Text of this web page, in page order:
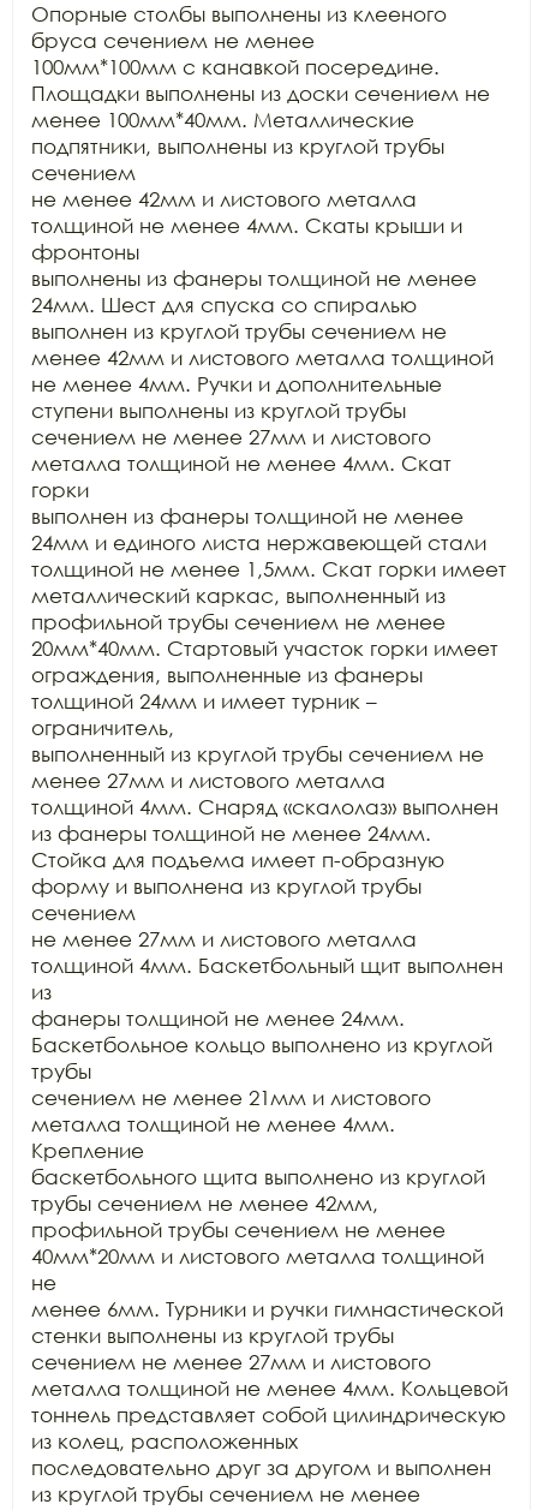
Опорные столбы выполнены из клееного
бруса сечением не менее
100мм*100мм с канавкой посередине.
Площадки выполнены из доски сечением не
менее 100мм*40мм. Металлические
подпятники, выполнены из круглой трубы
сечением
не менее 42мм и листового металла
толщиной не менее 4мм. Скаты крыши и
фронтоны
выполнены из фанеры толщиной не менее
24мм. Шест для спуска со спиралью
выполнен из круглой трубы сечением не
менее 42мм и листового металла толщиной
не менее 4мм. Ручки и дополнительные
ступени выполнены из круглой трубы
сечением не менее 27мм и листового
металла толщиной не менее 4мм. Скат
горки
выполнен из фанеры толщиной не менее
24мм и единого листа нержавеющей стали
толщиной не менее 1,5мм. Скат горки имеет
металлический каркас, выполненный из
профильной трубы сечением не менее
20мм*40мм. Стартовый участок горки имеет
ограждения, выполненные из фанеры
толщиной 24мм и имеет турник –
ограничитель,
выполненный из круглой трубы сечением не
менее 27мм и листового металла
толщиной 4мм. Снаряд «скалолаз» выполнен
из фанеры толщиной не менее 24мм.
Стойка для подъема имеет п-образную
форму и выполнена из круглой трубы
сечением
не менее 27мм и листового металла
толщиной 4мм. Баскетбольный щит выполнен
из
фанеры толщиной не менее 24мм.
Баскетбольное кольцо выполнено из круглой
трубы
сечением не менее 21мм и листового
металла толщиной не менее 4мм.
Крепление
баскетбольного щита выполнено из круглой
трубы сечением не менее 42мм,
профильной трубы сечением не менее
40мм*20мм и листового металла толщиной
не
менее 6мм. Турники и ручки гимнастической
стенки выполнены из круглой трубы
сечением не менее 27мм и листового
металла толщиной не менее 4мм. Кольцевой
тоннель представляет собой цилиндрическую
из колец, расположенных
последовательно друг за другом и выполнен
из круглой трубы сечением не менее